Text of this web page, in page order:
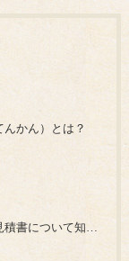
かん）とは？